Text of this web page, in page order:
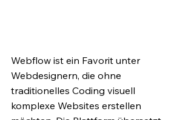
Webflow ist ein Favorit unter
Webdesignern, die ohne
traditionelles Coding visuell
komplexe Websites erstellen